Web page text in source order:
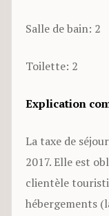
Salle de bain: 2
Toilette: 2
Explication
La taxe de
2017. Elle est
clientèle
hébergements